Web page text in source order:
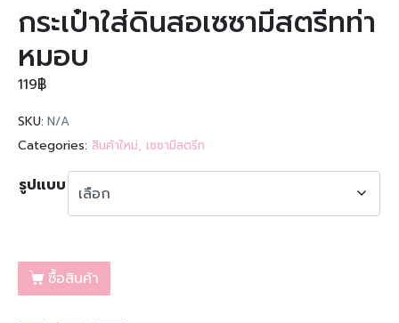
กระเป๋าใส่ดินสอเซซามีสตรีทท่า
หมอบ
119฿
SKU: N/A
Categories: สินค้าใหม่, เซซามีสตรีท
รูปแบบ
ซื้อสินค้า